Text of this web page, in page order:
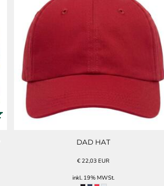
DAD HAT
€22,03 EUR
inkl. 19% MWSt.